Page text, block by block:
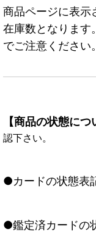
商品ページに表示
在庫数となります
でご注意ください。
【商品の状態につ
認下さい。
●カードの状態表
●鑑定済カードの